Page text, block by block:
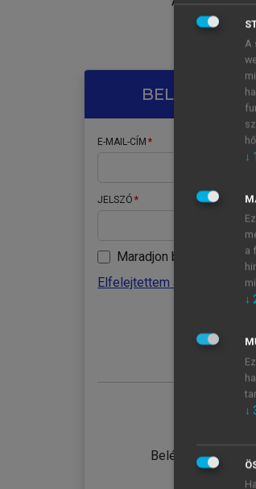
BELÉPÉS
E-MAIL-CÍM
JELSZÓ
Maradjon belépve
Elfelejtettem a jelszavamat
Belépés
A
↓ 1
a
↓
↓